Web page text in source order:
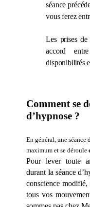
séance
vous ferez
Les prises de
accord
disponibilités
Comment se
d’hypnose ?
En général, une séance
maximum et se déroule
Pour lever toute
durant la séance
conscience
tous vos